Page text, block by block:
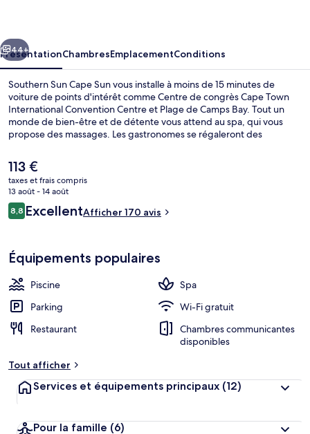
Suivant
44+
PrésentationChambresEmplacementConditions
Southern Sun Cape Sun vous installe à moins de 15 minutes de
voiture de points d'intérêt comme Centre de congrès Cape Town
International Convention Centre et Plage de Camps Bay. Tout un
monde de bien-être et de détente vous attend au spa, qui vous
propose des massages. Les gastronomes se régaleront des
Riempies, ouvert au moment du petit déjeuner, du déjeuner et du
dîner. Parmi les autres petits avantages de cet hébergement
figurent 2 bars/lounges, une piscine couverte et une salle de fitness
ouverte 24 h/24. Les autres voyageurs adorent le personnel
attentionné.
Le
prix
actuel
est
de
113 €
taxes et frais compris
13 août - 14 août
Avis
voyageurs
8,88,8 sur 10
ExcellentAfficher 170 avis
Équipements populaires
Piscine
Spa
Parking
Wi-Fi gratuit
Restaurant
Chambres communicantes
disponibles
Tout afficher
Services et équipements principaux (12)
Pour la famille (6)